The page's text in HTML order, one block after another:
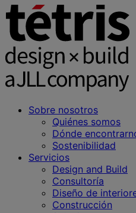
Sobre nosotros
Quiénes somos
Dónde
Sostenibilidad
Servicios
Design and Build
Consultoría
Diseño de
Construcción